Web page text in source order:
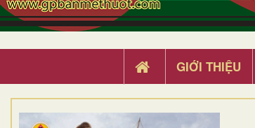
GIỚI THIỆU